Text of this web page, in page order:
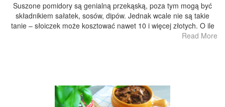
Suszone pomidory są genialną przekąską, poza tym mogą być
składnikiem sałatek, sosów, dipów. Jednak wcale nie są takie
tanie – słoiczek może kosztować nawet 10 i więcej złotych. O ile
Read More